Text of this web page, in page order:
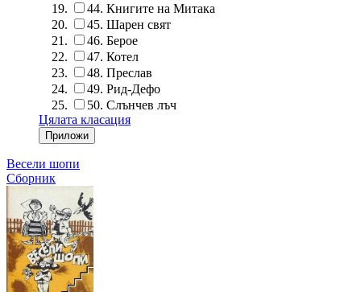
44. Книгите на Митака
45. Шарен свят
46. Берое
47. Котел
48. Преслав
49. Рид-Дефо
50. Слънчев лъч
Цялата класация
Весели шопи
Сборник